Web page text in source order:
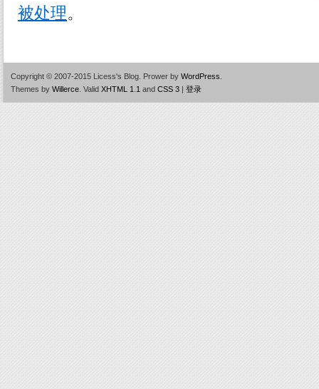
被处理。
Copyright © 2007-2015 Licess's Blog. Prower by WordPress
Themes by Willerce Valid XHTML 1.1 and CSS 3 | 登录